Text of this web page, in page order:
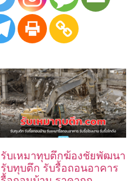
รับเหมาทุบตึกฆ้องชัยพัฒนา
รับทุบตึก รับรื้อถอนอาคาร